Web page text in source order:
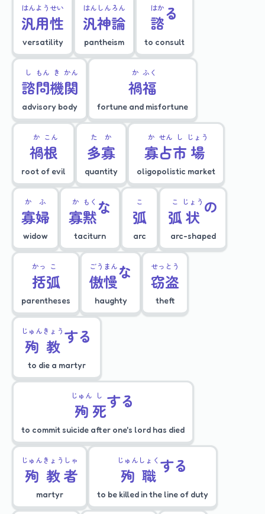
汎
はん
用
よう
性
せい
versatility
汎
はん
神
しん
論
ろん
pantheism
諮
はか る
to consult
諮
し
問
もん
機
き
関
かん
advisory body
禍
か
福
ふく
fortune and misfortune
禍
か
根
こん
root of evil
多
た
寡
か
quantity
寡
か
占
せん
市
し
場
じょう
oligopolistic market
寡
か
婦
ふ
widow
寡
か
黙
もく な
taciturn
弧
こ
arc
弧
こ
状
じょう の
arc-shaped
括
かっ
弧
こ
parentheses
傲
ごう
慢
まんな
haughty
窃
せっ
盗
とう
theft
殉
じゅん
教
きょう する
to die a martyr
殉
じゅん
死
し する
to commit suicide after one's lord has died
殉
じゅん
教
きょう
者
しゃ
martyr
殉
じゅん
職
しょく する
to be killed in the line of duty